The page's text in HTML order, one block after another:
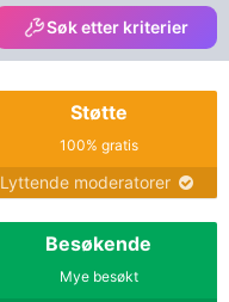
Søk etter kriterier
Støtte
100% gratis
Lyttende moderatorer
Besøkende
Mye besøkt